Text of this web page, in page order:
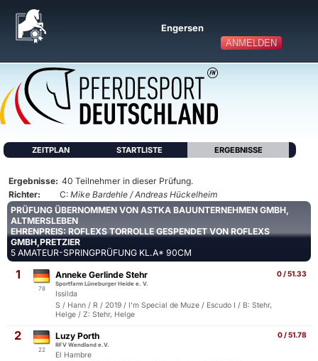
ANMELDEN
Engersen
ZEITPLAN STARTLISTE ERGEBNISSE
Ergebnisse: 40 Teilnehmer in dieser Prüfung.
Richter:
C: Mike Bardehle / Andreas Hückelheim
PRÜFUNG ÜBERNOMMEN VON ASTKA BAUUNTERNEHMEN GMBH,
ALTMERSLEBEN
EHRENPREIS: ROFLEXS TORROLLE GESPENDET VON ROFLEXS
GMBH,PRETZIER
5 AMATEUR-SPRINGPRÜFUNG KL.A* 90CM
1
78
0 / 51.33
Anneke Gerlinde Stehr
Sportfarm Lüneburger Heide e. V.
Issilda
S / Hann / R / 2019 / I'm Special de Muze / Escudo I / B: Stehr,
Helge / Z: Stehr, Helge
2
22
0 / 51.78
Luzy Porth
RFV Wendland e.V.
El Hambre